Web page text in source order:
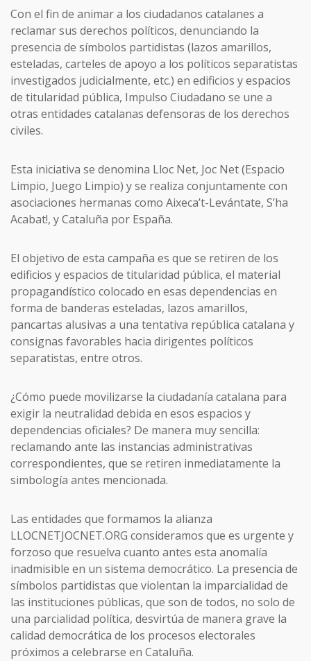
Con el fin de animar a los ciudadanos catalanes a
reclamar sus derechos políticos, denunciando la
presencia de símbolos partidistas (lazos amarillos,
esteladas, carteles de apoyo a los políticos separatistas
investigados judicialmente, etc.) en edificios y espacios
de titularidad pública, Impulso Ciudadano se une a
otras entidades catalanas defensoras de los derechos
civiles.
Esta iniciativa se denomina Lloc Net, Joc Net (Espacio
Limpio, Juego Limpio) y se realiza conjuntamente con
asociaciones hermanas como Aixeca’t-Levántate, S’ha
Acabat!, y Cataluña por España.
El objetivo de esta campaña es que se retiren de los
edificios y espacios de titularidad pública, el material
propagandístico colocado en esas dependencias en
forma de banderas esteladas, lazos amarillos,
pancartas alusivas a una tentativa república catalana y
consignas favorables hacia dirigentes políticos
separatistas, entre otros.
¿Cómo puede movilizarse la ciudadanía catalana para
exigir la neutralidad debida en esos espacios y
dependencias oficiales? De manera muy sencilla:
reclamando ante las instancias administrativas
correspondientes, que se retiren inmediatamente la
simbología antes mencionada.
Las entidades que formamos la alianza
LLOCNETJOCNET.ORG consideramos que es urgente y
forzoso que resuelva cuanto antes esta anomalía
inadmisible en un sistema democrático. La presencia de
símbolos partidistas que violentan la imparcialidad de
las instituciones públicas, que son de todos, no solo de
una parcialidad política, desvirtúa de manera grave la
calidad democrática de los procesos electorales
próximos a celebrarse en Cataluña.